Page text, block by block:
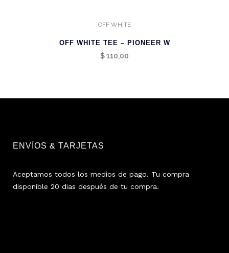
OFF WHITE
OFF WHITE TEE – PIONEER W
$110,00
ENVÍOS & TARJETAS
Aceptamos todos los medios de pago. Tu compra
disponible 20 dias después de tu compra.